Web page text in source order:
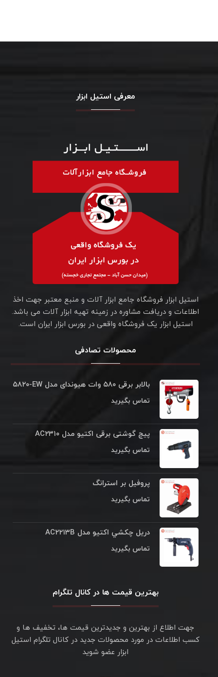
معرفی استیل ابزار
استیل ابزار فروشگاه جامع ابزار آلات و منبع معتبر جهت اخذ
اطلاعات و دریافت مشاوره در زمینه تهیه ابزار آلات می باشد.
استیل ابزار یک فروشگاه واقعی در بورس ابزار ایران است.
محصولات تصادفی
بالابر برقی ۵۸۰ وات هیوندای مدل ۵۸۲۰‌‎-EW
تماس بگیرید
پیچ گوشتی برقی اکتیو مدل AC۲۳۱۰
تماس بگیرید
پروفیل بر استرانگ
تماس بگیرید
دريل چکشي اکتيو مدل AC۲۲۱۳B
تماس بگیرید
بهترین قیمت ها در کانال تلگرام
جهت اطلاع از بهترین و جدیدترین قیمت ها، تخفیف ها و
کسب اطلاعات در مورد محصولات جدید در کانال تلگرام استیل
ابزار عضو شوید